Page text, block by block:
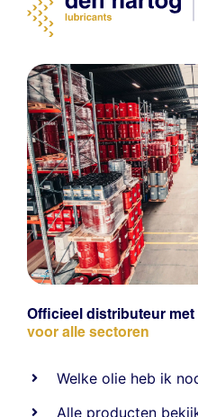
Officieel distributeur
voor alle sectoren
Welke olie heb ik
Alle producten